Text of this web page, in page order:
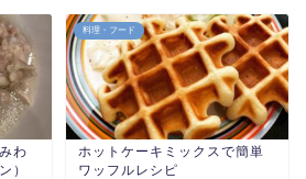
わ
）
料理・フード
ホットケーキミックスで簡単
ワッフルレシピ